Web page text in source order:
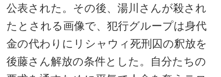
公表された。その後、湯川さんが殺され
たとされる画像で、犯行グループは身代
金の代わりにリシャウィ死刑囚の釈放を
後藤さん解放の条件とした。自分たちの